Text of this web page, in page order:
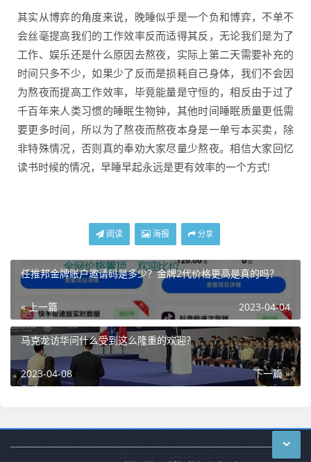
其实从博弈的角度来说，晚睡似乎是一个负和博弈，不单不
会丝毫提高我们的工作效率反而适得其反，无论我们是为了
工作、娱乐还是什么原因去熬夜，实际上第二天需要补充的
时间只多不少，如果少了反而是损耗自己身体，我们不会因
为熬夜而提高工作效率，毕竟能量是守恒的，相反由于过了
千百年来人类习惯的睡眠生物钟，其他时间睡眠质量更低需
要更多时间，所以为了熬夜而熬夜本身是一单亏本买卖，除
非特殊情况，否则真的奉劝大家尽量少熬夜。相信大家回忆
读书时候的情况，早睡早起永远是更有效率的一个方式!
阅读 海报 分享
任推邦金牌账户邀请码是多少？金牌2代价格更高是真的吗？
« 上一篇 2023-04-04
马克龙访华问什么受到这么隆重的欢迎？
下一篇 »
2023-04-08